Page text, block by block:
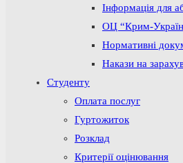
Інформація для
ОЦ “Крим-
Нормативні
Накази на
Студенту
Оплата послуг
Гуртожиток
Розклад
Критерії оцінювання